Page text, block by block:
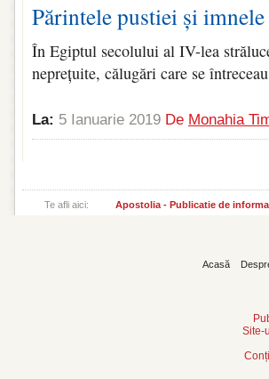
Părintele pustiei și
În Egiptul secolului al IV-lea
neprețuite, călugări care se
La: 5 Ianuarie 2019 De Monahia
Te afli aici: Apostolia - Publicatie de
Acasă
Site-